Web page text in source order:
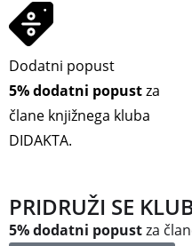
Dodatni popust
5% dodatni popustza
člane knjižnega kluba
DIDAKTA.
PRIDRUŽI SE
5% dodatni popustza